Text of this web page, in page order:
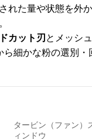
れた量や状態を外
カット刃 とメッシ
ら細かな粉の選別・
タービン（ファン）
ィンドウ